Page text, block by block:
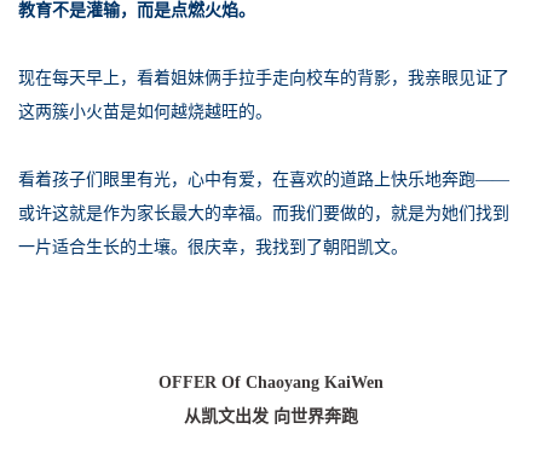
教育不是灌输，而是点燃火焰。
现在每天早上，看着姐妹俩手拉手走向校车的背影，我亲眼见证了
这两簇小火苗是如何越烧越旺的。
看着孩子们眼里有光，心中有爱，在喜欢的道路上快乐地奔跑——
或许这就是作为家长最大的幸福。而我们要做的，就是为她们找到
一片适合生长的土壤。很庆幸，我找到了朝阳凯文。
OFFER Of Chaoyang KaiWen
从凯文出发 向世界奔跑